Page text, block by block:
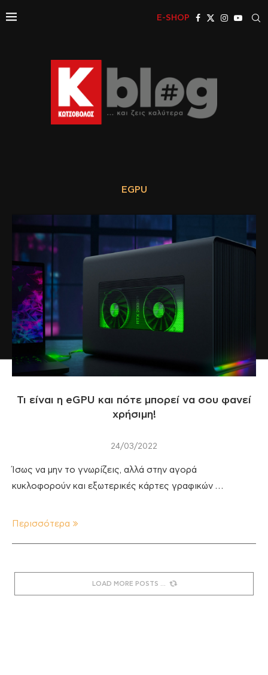
E-SHOP
EGPU
Τι είναι η eGPU και πότε μπορεί να σου φανεί
χρήσιμη!
24/03/2022
Ίσως να μην το γνωρίζεις, αλλά στην αγορά
κυκλοφορούν και εξωτερικές κάρτες γραφικών …
Περισσότερα
LOAD MORE POSTS